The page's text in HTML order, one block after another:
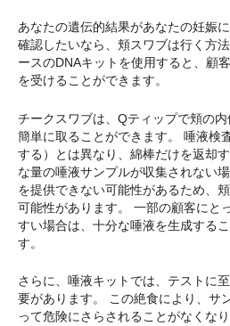
あなたの遺伝的結果があなたの妊娠
確認したいなら、頬スワブは行く方
ースのDNAキットを使用すると、顧
を受けることができます。
チークスワブは、Qティップで頬の
簡単に取ることができます。 唾液検
する）とは異なり、綿棒だけを返却
な量の唾液サンプルが収集されない
を提供できない可能性があるため、
可能性があります。 一部の顧客にと
すい場合は、十分な唾液を生成する
す。
さらに、唾液キットでは、テストに
要があります。 この絶食により、サ
って危険にさらされることがなくな